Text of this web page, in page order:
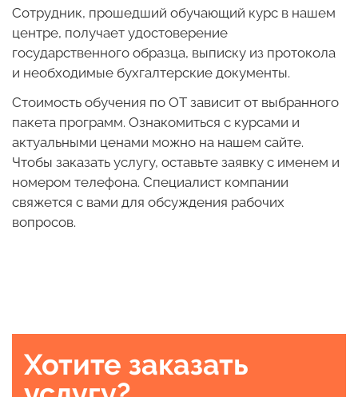
Сотрудник, прошедший обучающий курс в нашем
центре, получает удостоверение
государственного образца, выписку из протокола
и необходимые бухгалтерские документы.
Стоимость обучения по ОТ зависит от выбранного
пакета программ. Ознакомиться с курсами и
актуальными ценами можно на нашем сайте.
Чтобы заказать услугу, оставьте заявку с именем и
номером телефона. Специалист компании
свяжется с вами для обсуждения рабочих
вопросов.
Хотите заказать